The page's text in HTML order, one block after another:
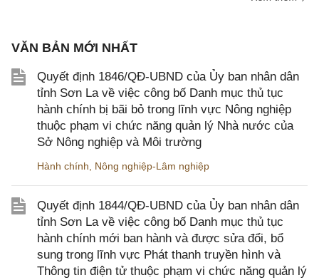
VĂN BẢN MỚI NHẤT
Quyết định 1846/QĐ-UBND của Ủy ban nhân dân
tỉnh Sơn La về việc công bố Danh mục thủ tục
hành chính bị bãi bỏ trong lĩnh vực Nông nghiệp
thuộc phạm vi chức năng quản lý Nhà nước của
Sở Nông nghiệp và Môi trường
Hành chính Nông nghiệp-Lâm nghiệp
Quyết định 1844/QĐ-UBND của Ủy ban nhân dân
tỉnh Sơn La về việc công bố Danh mục thủ tục
hành chính mới ban hành và được sửa đổi, bổ
sung trong lĩnh vực Phát thanh truyền hình và
Thông tin điện tử thuộc phạm vi chức năng quản lý